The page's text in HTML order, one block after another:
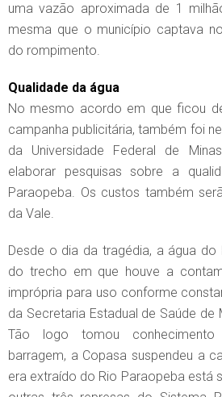
uma vazão aproximada de 1
mesma que o município captava
do rompimento.
Qualidade da água
No mesmo acordo em que ficou
campanha publicitária, também foi
da Universidade Federal de
elaborar pesquisas sobre a
Paraopeba. Os custos também
da Vale.
Desde o dia da tragédia, a água
do trecho em que houve a
imprópria para uso conforme
da Secretaria Estadual de Saúde de
Tão logo tomou
barragem, a Copasa suspendeu a
era extraído do Rio Paraopeba está